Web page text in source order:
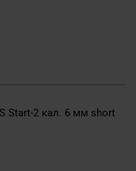
Start-2 кал. 6 мм short